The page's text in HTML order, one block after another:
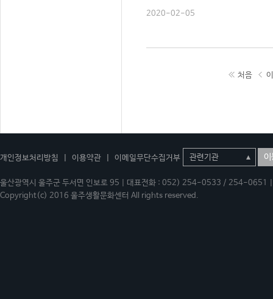
2020-02-05
처음
개인정보처리방침 이용약관 이메일무단수집거부 이
울산광역시 울주군 두서면 인보로 95 | 대표전화 : 052) 254-0533 / 254-
Copyright(c) 2016 울주생활문화센터 All rights reserved.